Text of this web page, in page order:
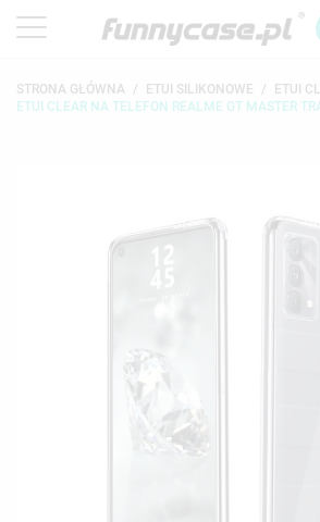
STRONA GŁÓWNA ETUI SILIKONOWE
ETUI
ETUI CLEAR NA TELEFON REALME GT MASTER